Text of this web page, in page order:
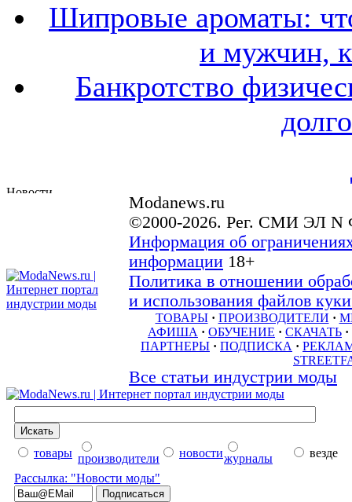
Шипровые ароматы:
и мужчин,
Банкротство
Modanews.ru
©2000-2026. Рег. СМИ ЭЛ N
Информация об
информации 18+
Политика в отношении
и использования файлов
ТОВАРЫ · ПРОИЗВОДИТЕЛИ ·
АФИША · ОБУЧЕНИЕ · СКАЧАТЬ ·
ПАРТНЕРЫ · ПОДПИСКА ·
Все статьи индустрии моды
товары производители новостижурналы
везде
Рассылка: "Новости моды"